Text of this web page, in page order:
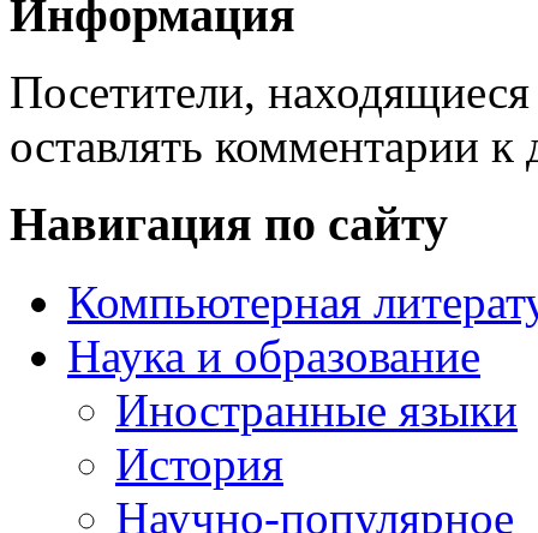
Информация
Посетители,
оставлять комментарии к
Навигация по сайту
Компьютерная
Наука и образование
Иностранные языки
История
Научно-популярное